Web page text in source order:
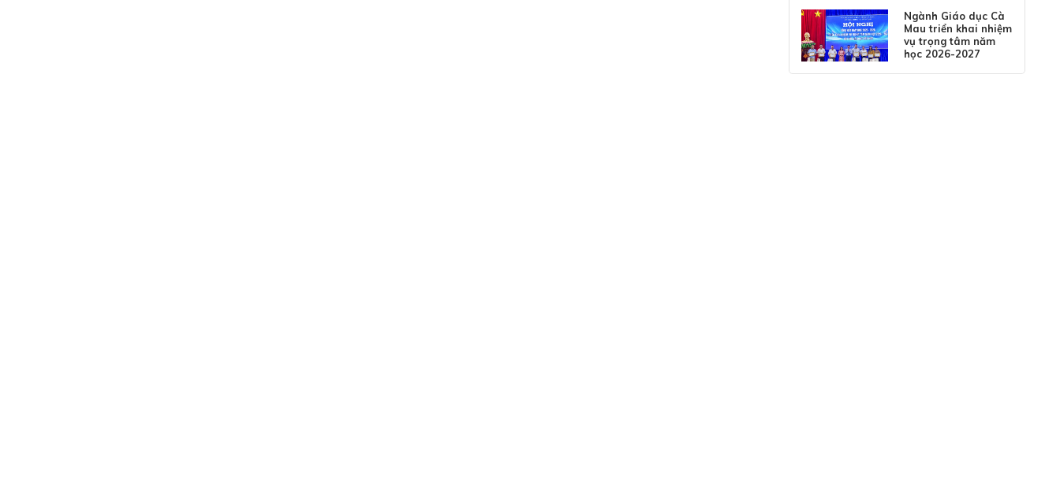
Ngành Giáo dục Cà
Mau triển khai nhiệm
vụ trọng tâm năm
học 2026-2027